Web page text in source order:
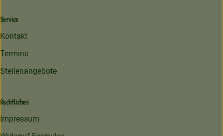
Service
Kontakt
Termine
Stellenangebote
Rechtliches
Impressum